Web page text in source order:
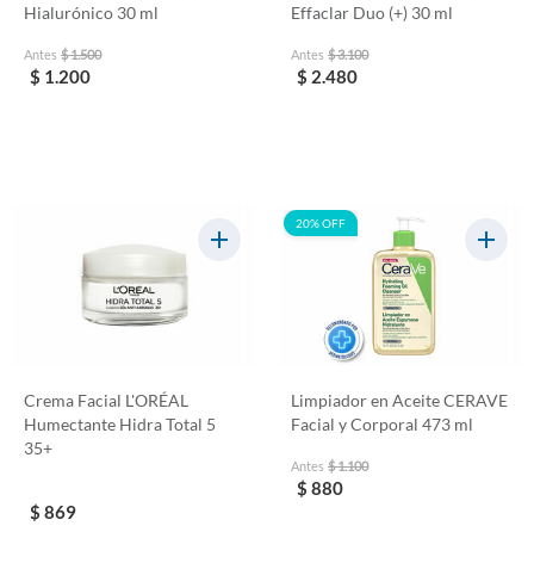
Hialurónico 30 ml
Antes $ 1.500
$ 1.200
Effaclar Duo (+) 30 ml
Antes $ 3.100
$ 2.480
Crema Facial L'ORÉAL
Humectante Hidra Total 5
35+
$ 869
20% OFF
Limpiador en Aceite CERAVE
Facial y Corporal 473 ml
Antes $ 1.100
$ 880